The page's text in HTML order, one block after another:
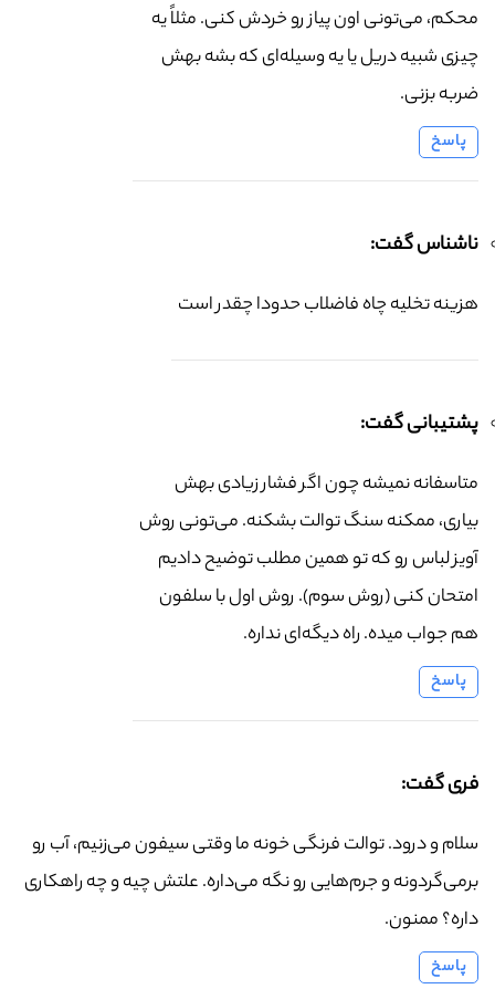
محکم، می‌تونی اون پیاز رو خردش کنی. مثلاً یه
چیزی شبیه دریل یا یه وسیله‌ای که بشه بهش
ضربه بزنی.
پاسخ
ناشناس گفت:
هزینه تخلیه چاه فاضلاب حدودا چقدر است
پشتیبانی گفت:
متاسفانه نمیشه چون اگر فشار زیادی بهش
بیاری، ممکنه سنگ توالت بشکنه. می‌تونی روش
آویز لباس رو که تو همین مطلب توضیح دادیم
امتحان کنی (روش سوم). روش اول با سلفون
هم جواب میده. راه دیگه‌ای نداره.
پاسخ
فری گفت:
سلام و درود. توالت فرنگی خونه ما وقتی سیفون می‌زنیم، آب رو
برمی‌گردونه و جرم‌هایی رو نگه می‌داره. علتش چیه و چه راهکاری
داره؟ ممنون.
پاسخ